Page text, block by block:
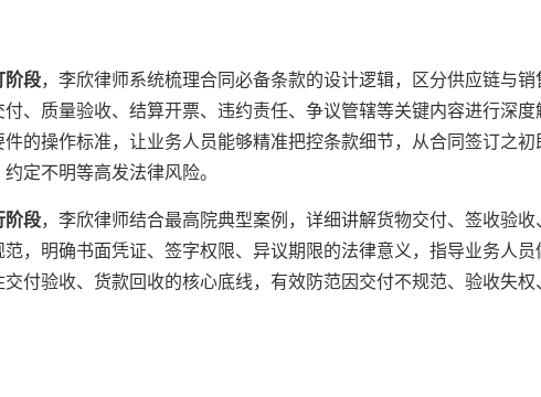
阶段，李欣律师系统梳理合同必备条款的设计逻辑，区分供应链与
、质量验收、结算开票、违约责任、争议管辖等关键内容进行深
的操作标准，让业务人员能够精准把控条款细节，从合同签订之
定不明等高发法律风险。
阶段，李欣律师结合最高院典型案例，详细讲解货物交付、签收验
，明确书面凭证、签字权限、异议期限的法律意义，指导业务人
交付验收、货款回收的核心底线，有效防范因交付不规范、验收失